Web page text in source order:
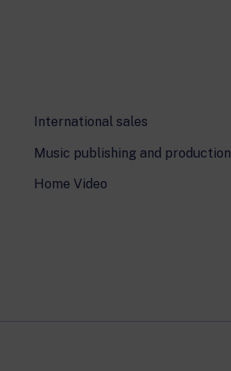
International sales
Music publishing and production
Home Video